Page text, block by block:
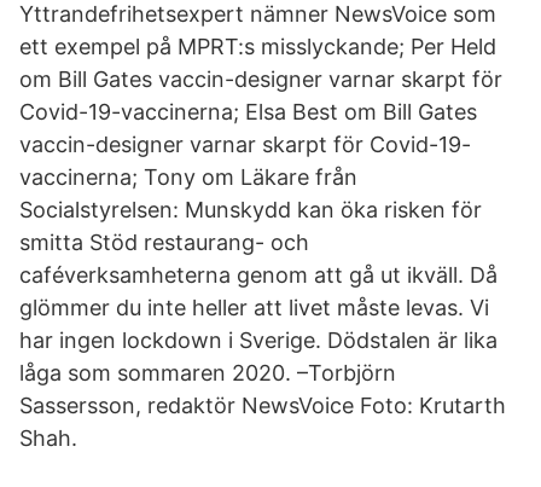
Yttrandefrihetsexpert nämner NewsVoice som
ett exempel på MPRT:s misslyckande; Per Held
om Bill Gates vaccin-designer varnar skarpt för
Covid-19-vaccinerna; Elsa Best om Bill Gates
vaccin-designer varnar skarpt för Covid-19-
vaccinerna; Tony om Läkare från
Socialstyrelsen: Munskydd kan öka risken för
smitta Stöd restaurang- och
caféverksamheterna genom att gå ut ikväll. Då
glömmer du inte heller att livet måste levas. Vi
har ingen lockdown i Sverige. Dödstalen är lika
låga som sommaren 2020. –Torbjörn
Sassersson, redaktör NewsVoice Foto: Krutarth
Shah.